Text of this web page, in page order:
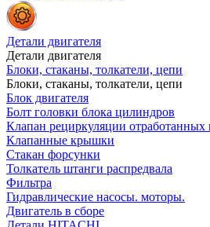
Детали двигателя
Детали двигателя
Блоки, стаканы, толкатели, цепи
Блоки, стаканы, толкатели, цепи
Блок двигателя
Болт головки блока цилиндров
Клапан рециркуляции отработанных
Клапанные крышки
Стакан форсунки
Толкатель штанги распредвала
Фильтра
Гидравлические насосы. моторы.
Двигатель в сборе